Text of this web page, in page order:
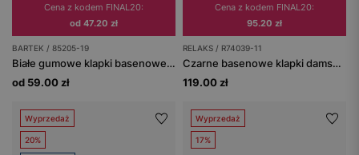
Cena z kodem FINAL20:
od 47.20 zł
BARTEK / 85205-19
Białe gumowe klapki basenowe z odpinanymi ozdobami BARTEK 85205-19
od 59.00 zł
Cena z kodem FINAL20:
95.20 zł
RELAKS / R74039-11
Czarne basenowe klapki damskie RELAKS
119.00 zł
Wyprzedaż
20%
Wyprzedaż
17%